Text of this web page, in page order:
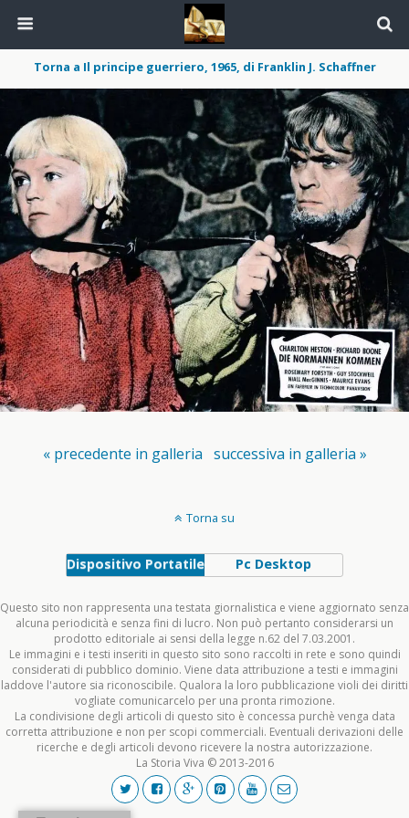
Torna a Il principe guerriero, 1965, di Franklin J. Schaffner
« precedente in galleria successiva in galleria »
Torna su
Dispositivo Portatile Pc Desktop
Questo sito non rappresenta una testata giornalistica e viene aggiornato senza
alcuna periodicità e senza fini di lucro. Non può pertanto considerarsi un
prodotto editoriale ai sensi della legge n.62 del 7.03.2001.
Le immagini e i testi inseriti in questo sito sono raccolti in rete e sono quindi
considerati di pubblico dominio. Viene data attribuzione a testi e immagini
laddove l'autore sia riconoscibile. Qualora la loro pubblicazione violi dei diritti
vogliate comunicarcelo per una pronta rimozione.
La condivisione degli articoli di questo sito è concessa purchè venga data
corretta attribuzione e non per scopi commerciali. Eventuali derivazioni delle
ricerche e degli articoli devono ricevere la nostra autorizzazione.
La Storia Viva © 2013-2016